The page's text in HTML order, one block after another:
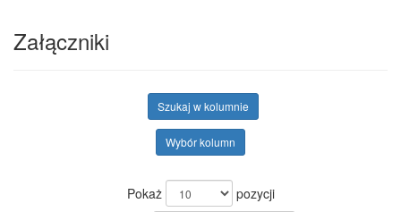
Załączniki
Szukaj w kolumnie
Wybór kolumn
Pokaż
pozycji